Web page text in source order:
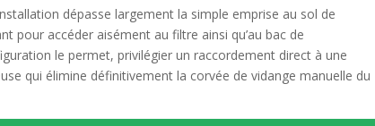
dépasse largement la simple emprise au sol de
pour accéder aisément au filtre ainsi qu’au bac de
le permet, privilégier un raccordement direct à une
qui élimine définitivement la corvée de vidange manuelle du